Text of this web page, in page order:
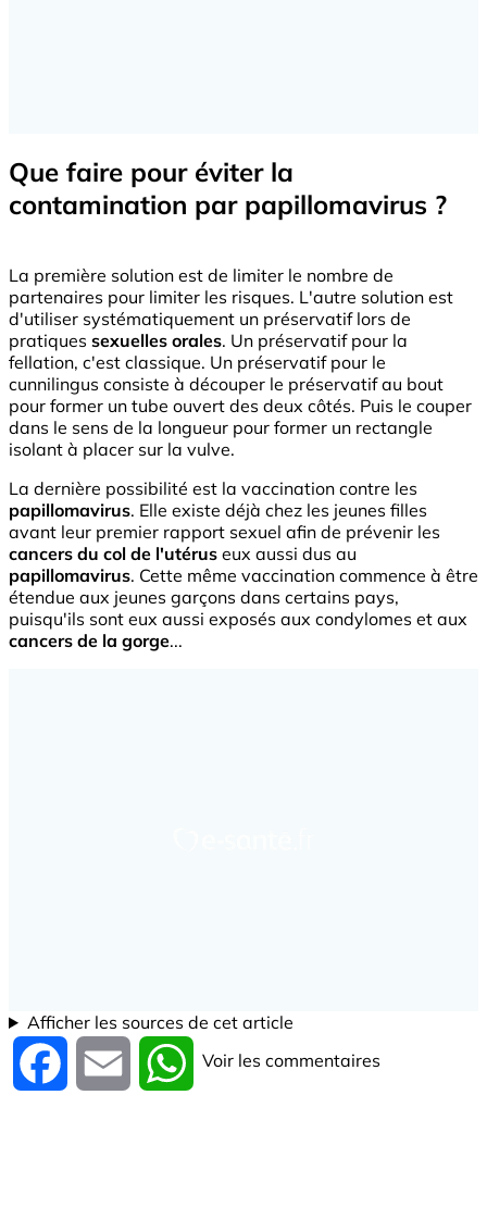
Que faire pour éviter la
contamination par papillomavirus ?
La première solution est de limiter le nombre de
partenaires pour limiter les risques. L'autre solution est
d'utiliser systématiquement un préservatif lors de
pratiques sexuelles orales. Un préservatif pour la
fellation, c'est classique. Un préservatif pour le
cunnilingus consiste à découper le préservatif au bout
pour former un tube ouvert des deux côtés. Puis le couper
dans le sens de la longueur pour former un rectangle
isolant à placer sur la vulve.
La dernière possibilité est la vaccination contre les
papillomavirus. Elle existe déjà chez les jeunes filles
avant leur premier rapport sexuel afin de prévenir les
cancers du col de l'utérus eux aussi dus au
papillomavirus. Cette même vaccination commence à être
étendue aux jeunes garçons dans certains pays,
puisqu'ils sont eux aussi exposés aux condylomes et aux
cancers de la gorge...
Afficher les sources de cet article
Facebook Email WhatsApp
Voir les commentaires